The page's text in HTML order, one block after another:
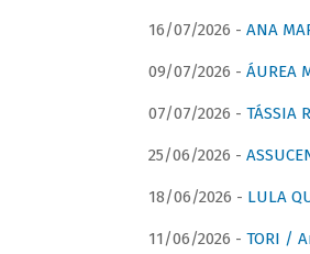
16/07/2026 - ANA
09/07/2026 - ÁUREA
07/07/2026 - TÁSSIA
25/06/2026 -
18/06/2026 - LULA
11/06/2026 - TORI /